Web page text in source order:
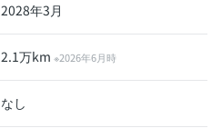
2028年3月
2.1万km※2026年6月時
なし